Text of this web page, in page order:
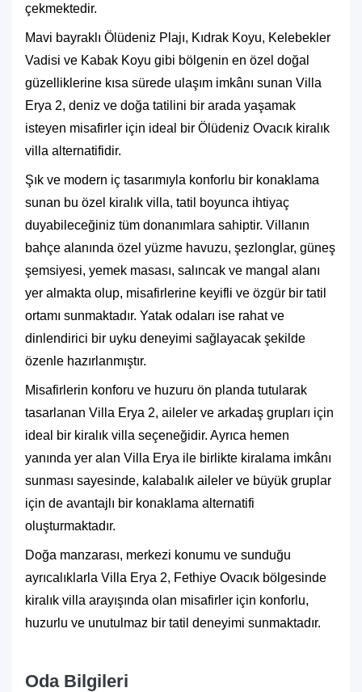
çekmektedir.
Mavi bayraklı Ölüdeniz Plajı, Kıdrak Koyu, Kelebekler
Vadisi ve Kabak Koyu gibi bölgenin en özel doğal
güzelliklerine kısa sürede ulaşım imkânı sunan Villa
Erya 2, deniz ve doğa tatilini bir arada yaşamak
isteyen misafirler için ideal bir Ölüdeniz Ovacık kiralık
villa alternatifidir.
Şık ve modern iç tasarımıyla konforlu bir konaklama
sunan bu özel kiralık villa, tatil boyunca ihtiyaç
duyabileceğiniz tüm donanımlara sahiptir. Villanın
bahçe alanında özel yüzme havuzu, şezlonglar, güneş
şemsiyesi, yemek masası, salıncak ve mangal alanı
yer almakta olup, misafirlerine keyifli ve özgür bir tatil
ortamı sunmaktadır. Yatak odaları ise rahat ve
dinlendirici bir uyku deneyimi sağlayacak şekilde
özenle hazırlanmıştır.
Misafirlerin konforu ve huzuru ön planda tutularak
tasarlanan Villa Erya 2, aileler ve arkadaş grupları için
ideal bir kiralık villa seçeneğidir. Ayrıca hemen
yanında yer alan Villa Erya ile birlikte kiralama imkânı
sunması sayesinde, kalabalık aileler ve büyük gruplar
için de avantajlı bir konaklama alternatifi
oluşturmaktadır.
Doğa manzarası, merkezi konumu ve sunduğu
ayrıcalıklarla Villa Erya 2, Fethiye Ovacık bölgesinde
kiralık villa arayışında olan misafirler için konforlu,
huzurlu ve unutulmaz bir tatil deneyimi sunmaktadır.
Oda Bilgileri